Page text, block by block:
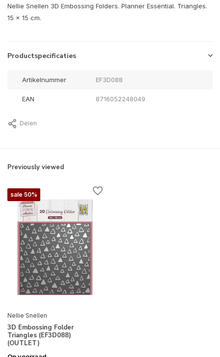
Nellie Snellen 3D Embossing Folders. Planner Essential. Triangles.
15 x 15 cm.
Productspecificaties
Artikelnummer EF3D088
EAN 8716052248049
Delen
Previously viewed
sale 50%
Nellie Snellen
3D Embossing Folder
Triangles (EF3D088)
(OUTLET)